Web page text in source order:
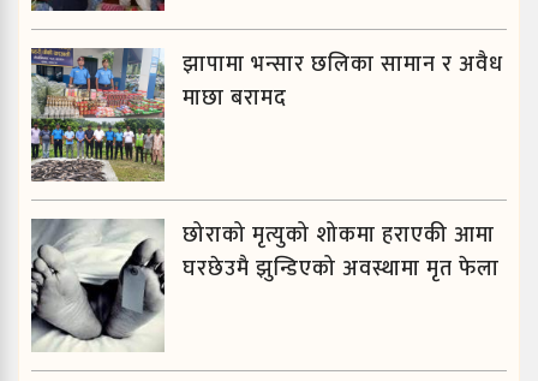
झापामा भन्सार छलिका सामान र अवैध
माछा बरामद
छोराको मृत्युको शोकमा हराएकी आमा
घरछेउमै झुन्डिएको अवस्थामा मृत फेला